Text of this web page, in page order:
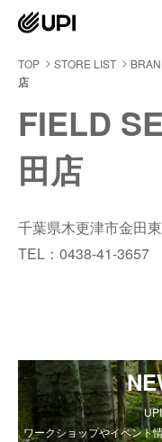
TOP STORE LIST
店
FIELD
田店
千葉県木更津市金田
TEL：0438-41-3657
ワークショップやイベント